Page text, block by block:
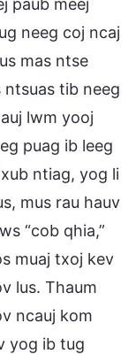
neeg coj ncaj
mas ntse
tib neeg
lwm yooj
puag ib leeg
ntiag, yog li
mus rau hauv
“cob qhia,”
muaj txoj kev
lus. Thaum
ncauj kom
yog ib tug